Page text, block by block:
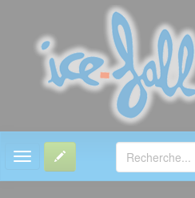
MENU